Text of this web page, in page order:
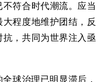
符合时代潮流。应当
程度地维护团结，反
，共同为世界注入亟
球治理已明显滞后，